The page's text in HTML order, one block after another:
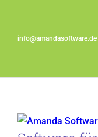
contentinfo@amandasoftware.de